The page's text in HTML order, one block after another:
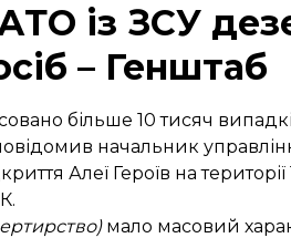
із ЗСУ
– Генштаб
більше 10 тисяч
начальник
Алеї Героїв на
мало масовий